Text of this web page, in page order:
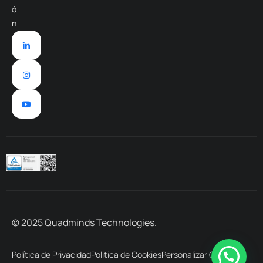
ó
n
© 2025 Quadminds Technologies.
Política de PrivacidadPolitica de CookiesPersonalizar Cookies